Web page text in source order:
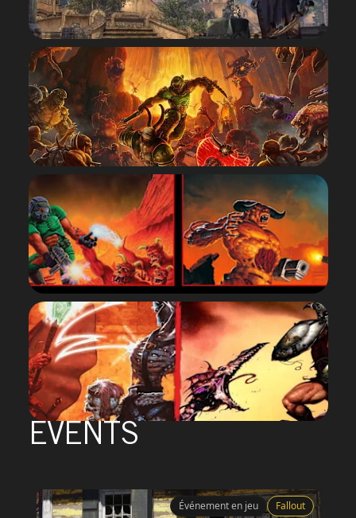
THE ELDER SCROLLS
ONLINE
PARCOURIR
DOOM ETERNAL
PARCOURIR
DOOM + DOOM II
PARCOURIR
HERETIC + HEXEN
PARCOURIR
EVENTS
Événement en jeu Fallout